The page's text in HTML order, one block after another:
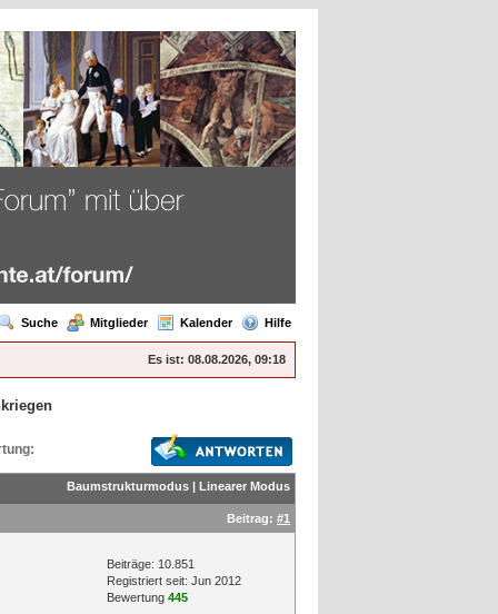
Suche Mitglieder Kalender Hilfe
Es ist: 08.08.2026, 09:18
Baumstrukturmodus | Linearer Modus
Beitrag: #1
Beiträge: 10.851
Registriert seit: Jun 2012
Bewertung 445